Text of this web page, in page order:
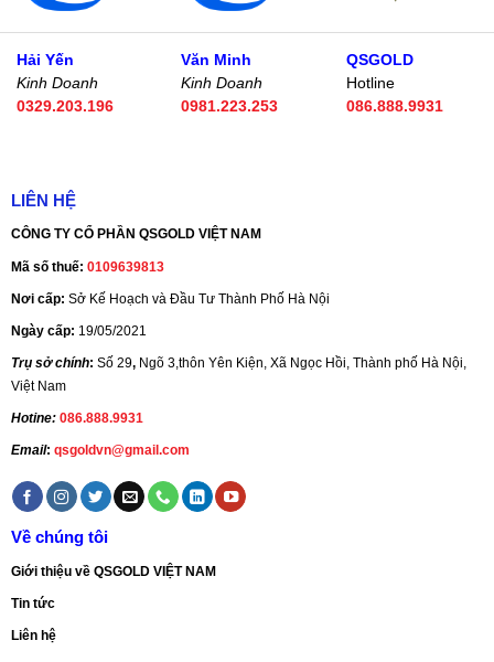
Hải Yến
Kinh Doanh
0329.203.196
Văn Minh
Kinh Doanh
0981.223.253
QSGOLD
Hotline
086.888.9931
LIÊN HỆ
CÔNG TY CỔ PHẦN QSGOLD VIỆT NAM
Mã số thuế: 0109639813
Nơi cấp: Sở Kế Hoạch và Đầu Tư Thành Phố Hà Nội
Ngày cấp: 19/05/2021
Trụ sở chính: Số 29, Ngõ 3,thôn Yên Kiện, Xã Ngọc Hồi, Thành phố Hà Nội,
Việt Nam
Hotine: 086.888.9931
Email: qsgoldvn@gmail.com
Về chúng tôi
Giới thiệu về QSGOLD VIỆT NAM
Tin tức
Liên hệ